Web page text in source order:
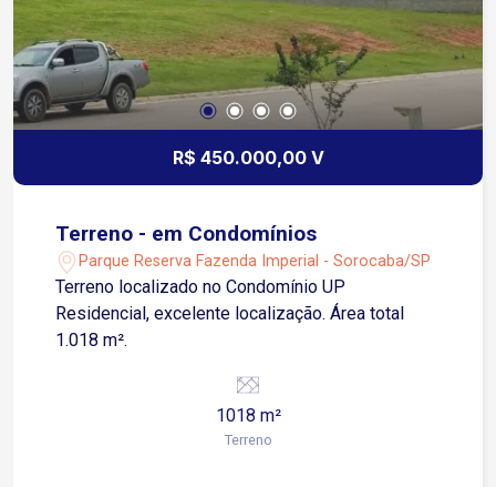
R$ 450.000,00 V
Terreno - em Condomínios
Parque Reserva Fazenda Imperial - Sorocaba/SP
Terreno localizado no Condomínio UP
Residencial, excelente localização. Área total
1.018 m².
1018 m²
Terreno